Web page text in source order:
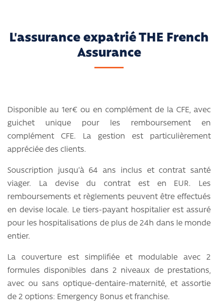
L'assurance expatrié THE French
Assurance
Disponible au 1er€ ou en complément de la CFE, avec
guichet unique pour les remboursement en
complément CFE. La gestion est particulièrement
appréciée des clients.
Souscription jusqu’à 64 ans inclus et contrat santé
viager. La devise du contrat est en EUR. Les
remboursements et règlements peuvent être effectués
en devise locale. Le tiers-payant hospitalier est assuré
pour les hospitalisations de plus de 24h dans le monde
entier.
La couverture est simplifiée et modulable avec 2
formules disponibles dans 2 niveaux de prestations,
avec ou sans optique-dentaire-maternité, et assortie
de 2 options: Emergency Bonus et franchise.